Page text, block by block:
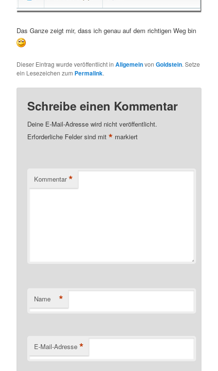
Das Ganze zeigt mir, dass ich genau auf dem richtigen Weg bin
Dieser Eintrag wurde veröffentlicht inAllgemeinvonGoldstein. Setze
ein Lesezeichen zum Permalink.
Schreibe einen Kommentar
Deine E-Mail-Adresse wird nicht veröffentlicht.
Erforderliche Felder sind mit* markiert
Kommentar *
Name *
E-Mail-Adresse *